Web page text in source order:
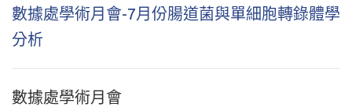
數據處學術月會-7月份腸道菌與單細胞轉錄體學
分析
數據處學術月會